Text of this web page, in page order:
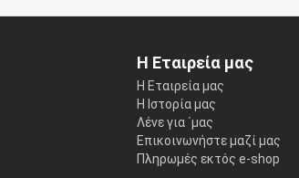
Η Εταιρεία μας
Η Εταιρεία μας
Η Ιστορία μας
Λένε για ΄μας
Επικοινωνήστε μαζί μας
Πληρωμές εκτός e-shop